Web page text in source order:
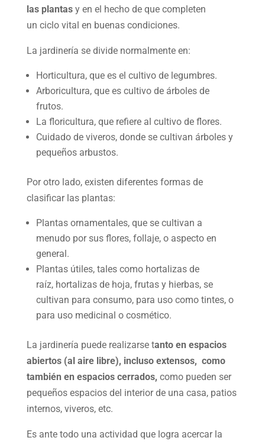
las plantas y en el hecho de que completen
un ciclo vital en buenas condiciones.
La jardinería se divide normalmente en:
Horticultura, que es el cultivo de legumbres.
Arboricultura, que es cultivo de árboles de
frutos.
La floricultura, que refiere al cultivo de flores.
Cuidado de viveros, donde se cultivan árboles y
pequeños arbustos.
Por otro lado, existen diferentes formas de
clasificar las plantas:
Plantas ornamentales, que se cultivan a
menudo por sus flores, follaje, o aspecto en
general.
Plantas útiles, tales como hortalizas de
raíz, hortalizas de hoja, frutas y hierbas, se
cultivan para consumo, para uso como tintes, o
para uso medicinal o cosmético.
La jardinería puede realizarse tanto en espacios
abiertos (al aire libre), incluso extensos, como
también en espacios cerrados, como pueden ser
pequeños espacios del interior de una casa, patios
internos, viveros, etc.
Es ante todo una actividad que logra acercar la